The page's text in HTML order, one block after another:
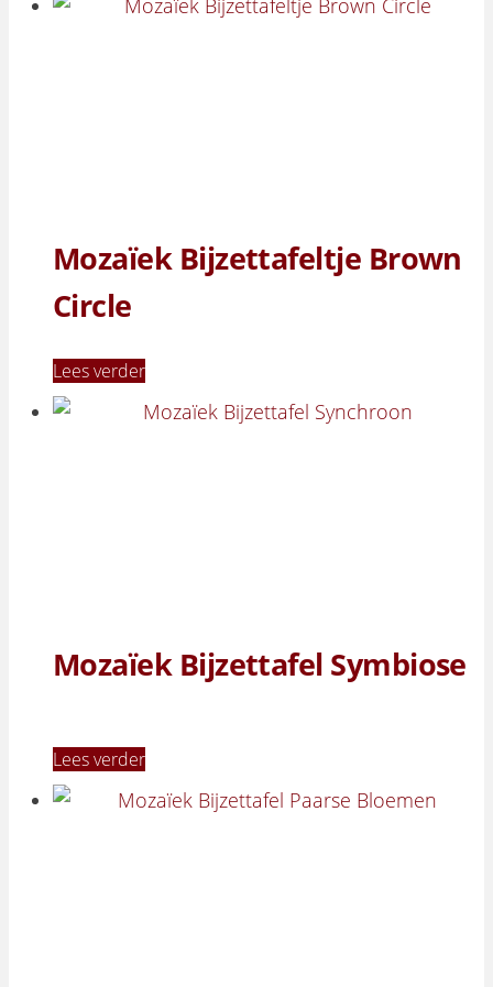
Mozaïek Bijzettafeltje Brown
Circle
Lees verder
Mozaïek Bijzettafel Symbiose
Lees verder